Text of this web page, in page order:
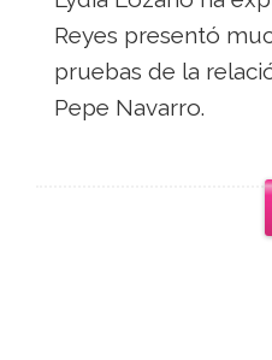
Reyes presentó
pruebas de la
Pepe Navarro.